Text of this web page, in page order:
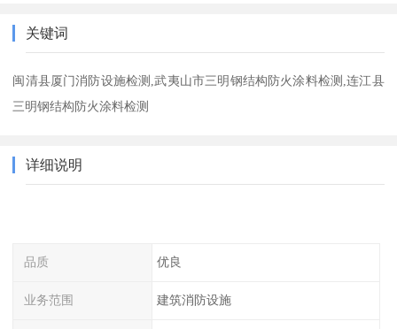
关键词
闽清县厦门消防设施检测,武夷山市三明钢结构防火涂料检测,连江县
三明钢结构防火涂料检测
详细说明
品质 优良
业务范围 建筑消防设施